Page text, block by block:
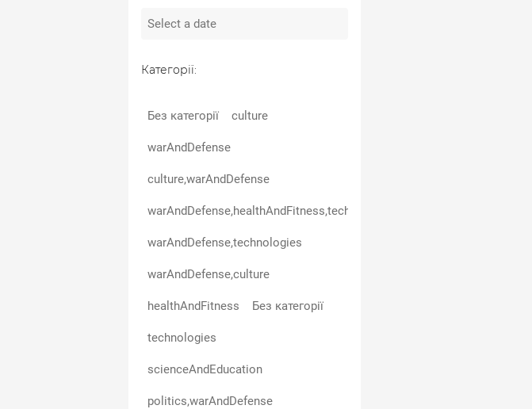
Категорії:
Без категорії culture
warAndDefense
culture,warAndDefense
warAndDefense,healthAndFitness,technologies
warAndDefense,technologies
warAndDefense,culture
healthAndFitness Без категорії
technologies
scienceAndEducation
politics,warAndDefense